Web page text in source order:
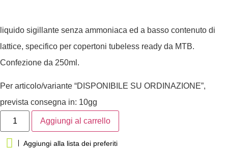
liquido sigillante senza ammoniaca ed a basso contenuto di
lattice, specifico per copertoni tubeless ready da MTB.
Confezione da 250ml.
Per articolo/variante “DISPONIBILE SU ORDINAZIONE”,
prevista consegna in: 10gg
Aggiungi al carrello
Aggiungi alla lista dei preferiti